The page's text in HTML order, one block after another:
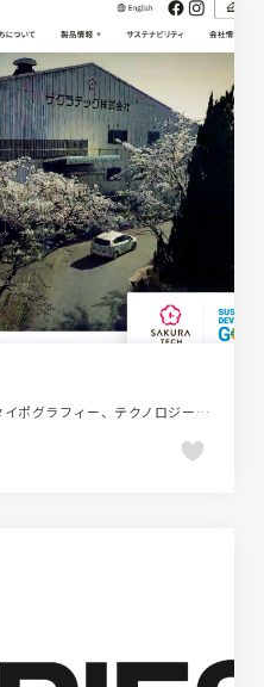
コーポレートサイト、シンプル、タイポグラフィー、テクノロジー・サイエンス、ピンク系、ブルー系、ホワイト系、モーション多め、多言語対応、大きめ写真